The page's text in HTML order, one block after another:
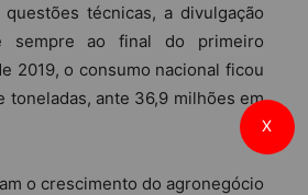
técnicas, a divulgação
sempre ao final do primeiro
2019, o consumo nacional ficou
toneladas, ante 36,9 milhões em
o crescimento do agronegócio
X